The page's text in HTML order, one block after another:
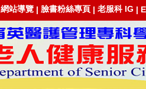
網站導覽 | 臉書粉絲專頁 | 老服科 IG |